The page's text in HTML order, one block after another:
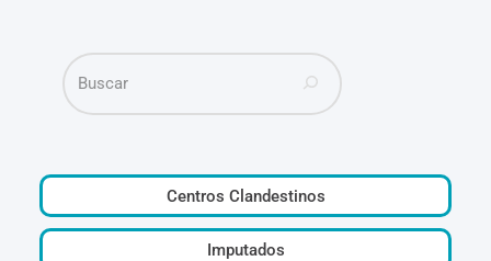
Centros Clandestinos
Imputados